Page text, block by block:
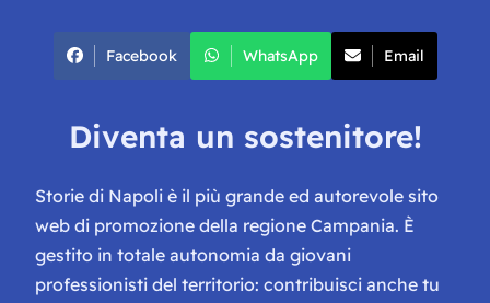
Facebook WhatsApp Email
Diventa un sostenitore!
Storie di Napoli è il più grande ed autorevole sito
web di promozione della regione Campania. È
gestito in totale autonomia da giovani
professionisti del territorio: contribuisci anche tu